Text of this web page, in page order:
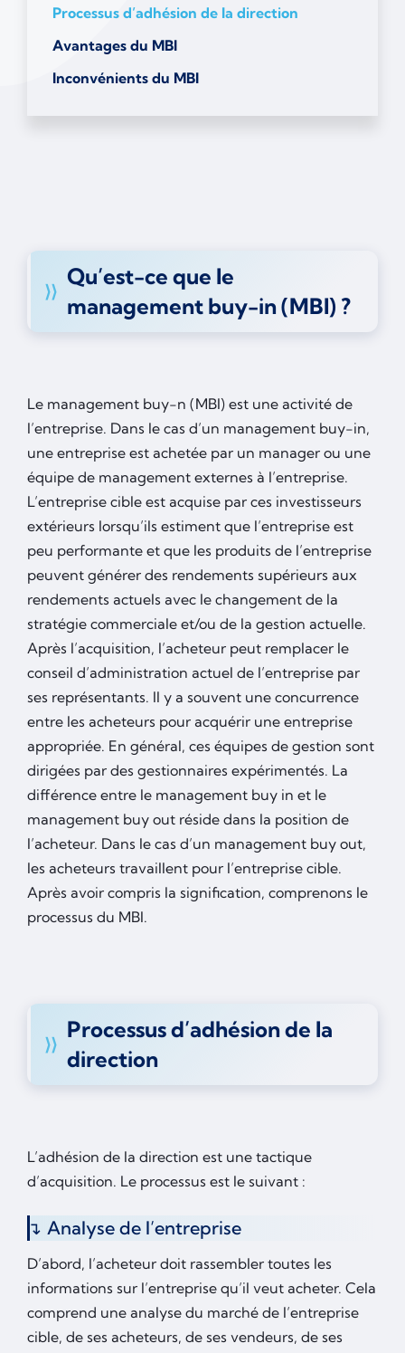
Processus d’adhésion de la direction
Avantages du MBI
Inconvénients du MBI
Qu’est-ce que le
management buy-in (MBI) ?
Le management buy-n (MBI) est une activité de
l’entreprise. Dans le cas d’un management buy-in,
une entreprise est achetée par un manager ou une
équipe de management externes à l’entreprise.
L’entreprise cible est acquise par ces investisseurs
extérieurs lorsqu’ils estiment que l’entreprise est
peu performante et que les produits de l’entreprise
peuvent générer des rendements supérieurs aux
rendements actuels avec le changement de la
stratégie commerciale et/ou de la gestion actuelle.
Après l’acquisition, l’acheteur peut remplacer le
conseil d’administration actuel de l’entreprise par
ses représentants. Il y a souvent une concurrence
entre les acheteurs pour acquérir une entreprise
appropriée. En général, ces équipes de gestion sont
dirigées par des gestionnaires expérimentés. La
différence entre le management buy in et le
management buy out réside dans la position de
l’acheteur. Dans le cas d’un management buy out,
les acheteurs travaillent pour l’entreprise cible.
Après avoir compris la signification, comprenons le
processus du MBI.
Processus d’adhésion de la
direction
L’adhésion de la direction est une tactique
d’acquisition. Le processus est le suivant :
Analyse de l’entreprise
D’abord, l’acheteur doit rassembler toutes les
informations sur l’entreprise qu’il veut acheter. Cela
comprend une analyse du marché de l’entreprise
cible, de ses acheteurs, de ses vendeurs, de ses